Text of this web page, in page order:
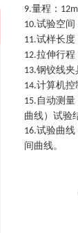
9.量程：
10.试验空间
11.试样长度
12.拉伸行程
13.钢铰线夹
14.计算机控
15. 自动测量
曲线）试验
16.试验曲线
间曲线。